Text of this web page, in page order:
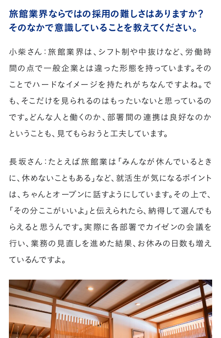
旅館業界ならではの採用の難しさはありますか？
そのなかで意識していることを教えてください。
小柴さん：旅館業界は、シフト制や中抜けなど、労働時
間の点で一般企業とは違った形態を持っています。その
ことでハードなイメージを持たれがちなんですよね。で
も、そこだけを見られるのはもったいないと思っているの
です。どんな人と働くのか、部署間の連携は良好なのか
ということも、見てもらおうと工夫しています。
長坂さん：たとえば旅館業は「みんなが休んでいるとき
に、休めないこともある」など、就活生が気になるポイント
は、ちゃんとオープンに話すようにしています。その上で、
「その分ここがいいよ」と伝えられたら、納得して選んでも
らえると思うんです。実際に各部署でカイゼンの会議を
行い、業務の見直しを進めた結果、お休みの日数も増え
ているんですよ。